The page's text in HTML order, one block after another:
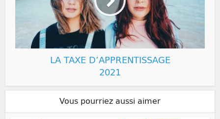
LA TAXE D’APPRENTISSAGE
2021
Vous pourriez aussi aimer